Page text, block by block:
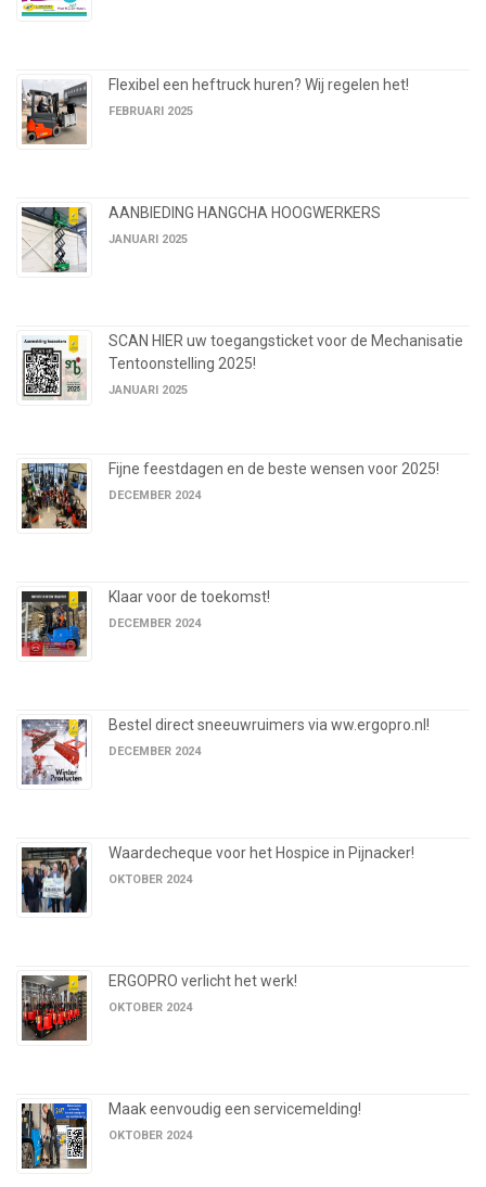
Flexibel een heftruck huren? Wij regelen het!
FEBRUARI 2025
AANBIEDING HANGCHA HOOGWERKERS
JANUARI 2025
SCAN HIER uw toegangsticket voor de Mechanisatie
Tentoonstelling 2025!
JANUARI 2025
Fijne feestdagen en de beste wensen voor 2025!
DECEMBER 2024
Klaar voor de toekomst!
DECEMBER 2024
Bestel direct sneeuwruimers via ww.ergopro.nl!
DECEMBER 2024
Waardecheque voor het Hospice in Pijnacker!
OKTOBER 2024
ERGOPRO verlicht het werk!
OKTOBER 2024
Maak eenvoudig een servicemelding!
OKTOBER 2024